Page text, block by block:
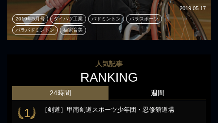
2019.05.17
2019年5月号 ダイハツ工業 バドミントン パラスポーツ
パラバドミントン 福家育美
人気記事
RANKING
24時間
1 ［剣道］甲南剣道スポーツ少年団・忍修館道場
週間